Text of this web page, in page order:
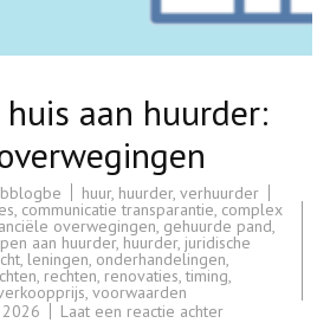
aan huurder:
huur, huurder, verhuurder
, communicatie transparantie, complex
overwegingen, gehuurde pand,
aan huurder, huurder, juridische
, leningen, onderhandelingen,
, rechten, renovaties,timing,
, voorwaarden
Laat een reactie achterop